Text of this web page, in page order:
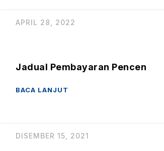
APRIL 28, 2022
Jadual Pembayaran Pencen
BACA LANJUT
DISEMBER 15, 2021